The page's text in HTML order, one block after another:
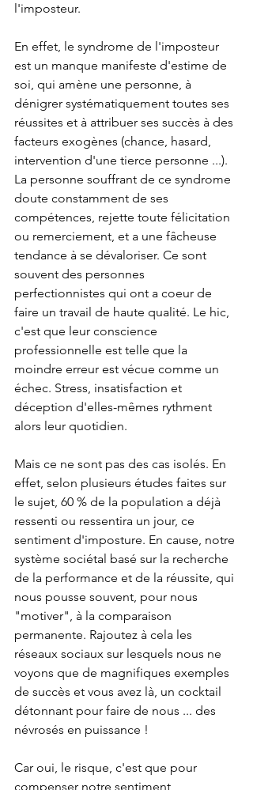
l'imposteur.
En effet, le syndrome de l'imposteur
est un manque manifeste d'estime de
soi, qui amène une personne, à
dénigrer systématiquement toutes ses
réussites et à attribuer ses succès à des
facteurs exogènes (chance, hasard,
intervention d'une tierce personne ...).
La personne souffrant de ce syndrome
doute constamment de ses
compétences, rejette toute félicitation
ou remerciement, et a une fâcheuse
tendance à se dévaloriser. Ce sont
souvent des personnes
perfectionnistes qui ont a coeur de
faire un travail de haute qualité. Le hic,
c'est que leur conscience
professionnelle est telle que la
moindre erreur est vécue comme un
échec. Stress, insatisfaction et
déception d'elles-mêmes rythment
alors leur quotidien.
Mais ce ne sont pas des cas isolés. En
effet, selon plusieurs études faites sur
le sujet, 60 % de la population a déjà
ressenti ou ressentira un jour, ce
sentiment d'imposture. En cause, notre
système sociétal basé sur la recherche
de la performance et de la réussite, qui
nous pousse souvent, pour nous
"motiver", à la comparaison
permanente. Rajoutez à cela les
réseaux sociaux sur lesquels nous ne
voyons que de magnifiques exemples
de succès et vous avez là, un cocktail
détonnant pour faire de nous ... des
névrosés en puissance !
Car oui, le risque, c'est que pour
compenser notre sentiment